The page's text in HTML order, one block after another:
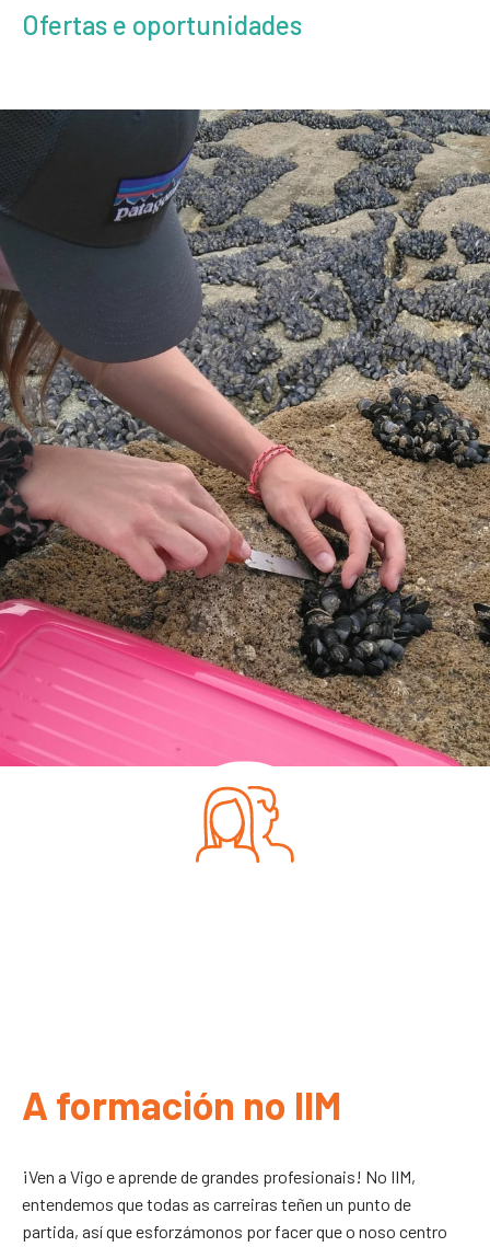
Ofertas e oportunidades
A formación no IIM
¡Ven a Vigo e aprende de grandes profesionais! No IIM,
entendemos que todas as carreiras teñen un punto de
partida, así que esforzámonos por facer que o noso centro